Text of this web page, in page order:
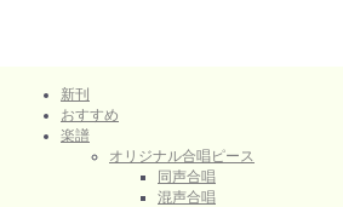
新刊
おすすめ
楽譜
オリジナル合唱ピース
同声合唱
混声合唱